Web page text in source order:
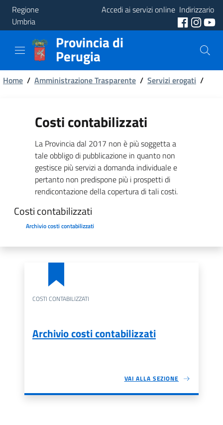
Regione
Umbria
Accedi ai servizi online Indirizzario
Provincia
Aree
Tematiche
Provincia di
Perugia
Briciole
pane
Home / Amministrazione Trasparente / Servizi erogati /
Costi contabilizzati
La Provincia dal 2017 non è più soggetta a
tale obbligo di pubblicazione in quanto non
gestisce più servizi a domanda individuale e
pertanto non predispone più i prospetti di
rendicontazione della copertura di tali costi.
Costi contabilizzati
Archivio costi contabilizzati
COSTI CONTABILIZZATI
Archivio costi contabilizzati
VAI ALLA SEZIONE